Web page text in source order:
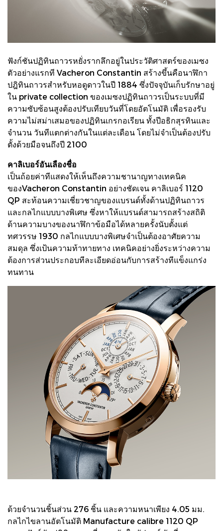
ฟังก์ชันปฏิทินถาวรหยั่งรากลึกอยู่ในประวัติศาสตร์ของเมซง
ตัวอย่างแรกที Vacheron Constantin สร้างขึ้นคือนาฬิกา
ปฎิทินถาวรสําหรับหอดูดาวในปี 1884 ซึ่งปัจจุบันเก็บรักษาอยู่
ใน private collection ของเมซงปฏิทินถาวรเป็นระบบที่มี
ความซับซ้อนสูงต้องปรับเทียบวันที่โดยอัตโนมัติ เพื่อรองรับ
ความไม่สม่าเสมอของปฏิทินเกรกอเรียน ทั้งปีอธิกสุรทินและ
จํานวน วันทีแตกต่างกันในแต่ละเดือน โดยไม่จําเป็นต้องปรับ
ตั้งด้วยมือจนถึงปี 2100
คาลิเบอร์อันเลืองชื่อ
เป็นถ้อยค่าทีแสดงให้เห็นถึงความชานาญทางเทคนิค
ของVacheron Constantin อย่างชัดเจน คาลิเบอร์ 1120
QP สะท้อนความเชี่ยวชาญของแบรนด์ทั้งด้านปฏิทินถาวร
และกลไกแบบบางพิเศษ ซึ่งหาให้แบรนด์สามารถสร้างสถิติ
ด้านความบางของนาฬิกาข้อมือได้หลายครั้งนับตั้งแต่
ทศวรรษ 1930 กลไกแบบบางพิเศษจําเป็นต้องอาศัยความ
สมดุล ซึ่งเป้นความท้าทายทาง เทคนิคอย่างยิ่งระหว่างความ
ต้องการส่วนประกอบทีละเอียดอ่อนกับการสร้างทีแข็งแกร่ง
ทนทาน
ด้วยจํานวนชิ้นส่วน 276 ชิ้น และความหนาเพียง 4.05 มม.
กลไกไขลานอัตโนมัติ Manufacture calibre 1120 QP